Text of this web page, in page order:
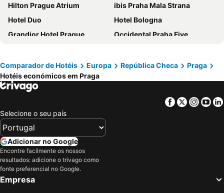
Hilton Prague Atrium
ibis Praha Mala Strana
Hotel Duo
Hotel Bologna
Grandior Hotel Prague
Occidental Praha Five
Hotel Golf Prague
Don Giovanni Hotel Prague - Great Hotels of The World
AXA Hotel
Quentin Prague Hotel
Grand Majestic Hotel Prague
MeetMe23
Holiday Inn Prague By Ihg
Hotel Belvedere
Prague Centre Plaza
Hotel Royal Prague
Comparador de Hotéis Europa República Checa
Praga
Hotéis económicos em Praga
Facebook
Twitter
Selecione o seu país
Adicionar no Google
Encontre facilmente os nossos
resultados: adicione o trivago como
fonte preferencial no Google.
Empresa